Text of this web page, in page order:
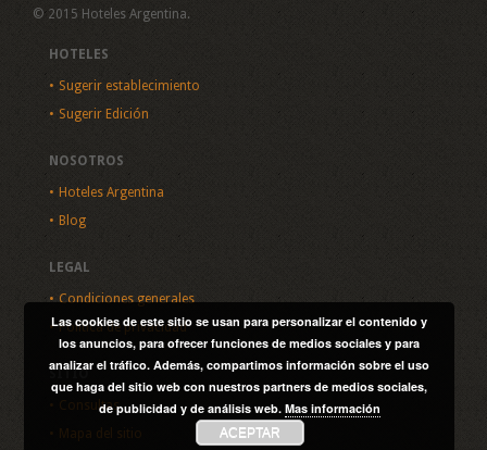
© 2015 Hoteles Argentina.
HOTELES
Sugerir establecimiento
Sugerir Edición
NOSOTROS
Hoteles Argentina
Blog
LEGAL
Condiciones generales
Política de privacidad
SITIO
Consultas
Mapa del sitio
Las cookies de este sitio se usan para personalizar el contenido y
los anuncios, para ofrecer funciones de medios sociales y para
analizar el tráfico. Además, compartimos información sobre el uso
que haga del sitio web con nuestros partners de medios sociales,
de publicidad y de análisis web. Mas información
ACEPTAR